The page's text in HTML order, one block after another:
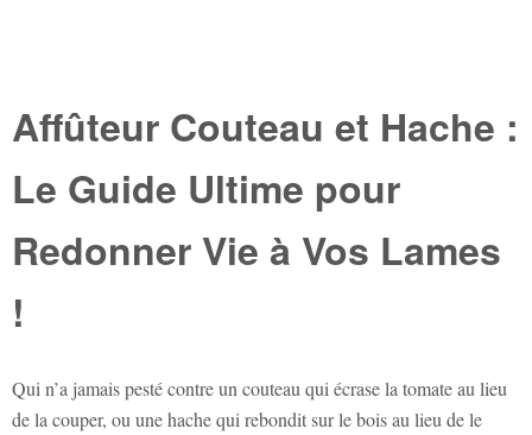
Affûteur Couteau et Hache :
Le Guide Ultime pour
Redonner Vie à Vos Lames
!
Qui n’a jamais pesté contre un couteau qui écrase la tomate au lieu
de la couper, ou une hache qui rebondit sur le bois au lieu de le